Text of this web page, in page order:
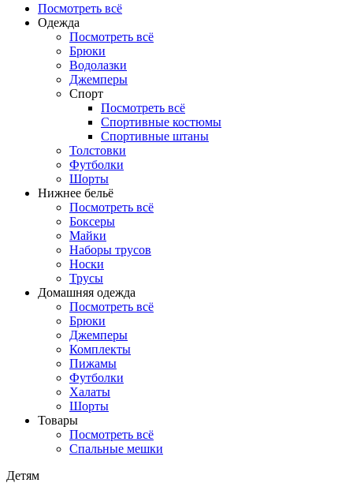
Посмотреть всё
Одежда
Посмотреть всё
Брюки
Водолазки
Джемперы
Спорт
Посмотреть всё
Спортивные костюмы
Спортивные штаны
Толстовки
Футболки
Шорты
Нижнее бельё
Посмотреть всё
Боксеры
Майки
Наборы трусов
Носки
Трусы
Домашняя одежда
Посмотреть всё
Брюки
Джемперы
Комплекты
Пижамы
Футболки
Халаты
Шорты
Товары
Посмотреть всё
Спальные мешки
Детям